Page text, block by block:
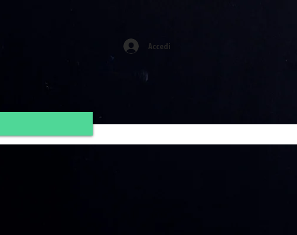
Accedi